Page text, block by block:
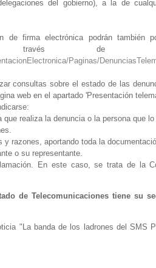
del gobierno), a la de
de firma electrónica podrán también
a través de
Paginas/
consultas sobre el estado de las
web en el apartado 'Presentación
realiza la denuncia o la persona que lo
y razones, aportando toda la
o su representante.
En este caso, se trata de la
de Telecomunicaciones tiene su
"La banda de los ladrones del SMS